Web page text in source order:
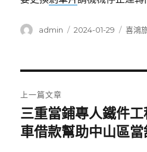
作
admin
發
2024-01-29
分
喜鴻
章
導
上一篇文章
上
一
三重當鋪專人鐵件
車借款幫助中山區當